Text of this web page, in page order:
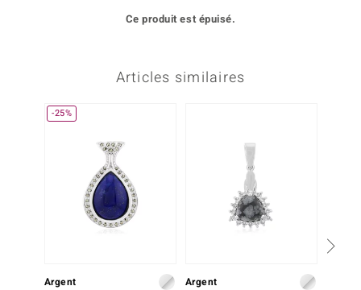
Ce produit est épuisé.
Articles similaires
-25%
Argent Argent